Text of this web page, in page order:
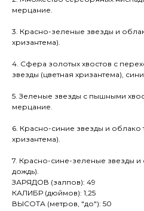
мерцание.
3. Красно-зеленые звезды и
хризантема).
4. Сфера золотых хвостов с
звезды (цветная хризантема),
5. Зеленые звезды с пышными
мерцание.
6. Красно-синие звезды и облако
хризантема).
7. Красно-сине-зеленые звезды
дождь).
ЗАРЯДОВ (залпов): 49
КАЛИБР (дюймов): 1,25
ВЫСОТА (метров, "до"): 50